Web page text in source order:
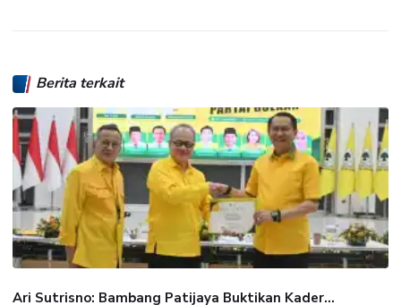
Berita terkait
Ari Sutrisno: Bambang Patijaya Buktikan Kader...